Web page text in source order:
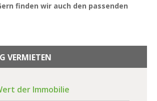
finden wir auch den passenden
VERMIETEN
der Immobilie